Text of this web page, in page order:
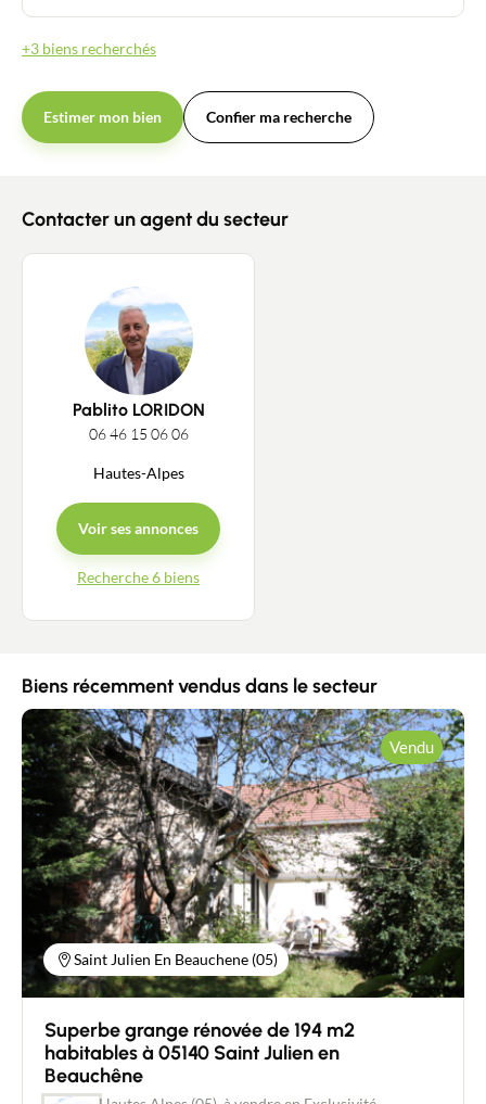
Estimer/Vendre
Recrutement
Contact
+3 biens recherchés
Estimer mon bien Confier ma recherche
Contacter un agent du secteur
Pablito LORIDON
06 46 15 06 06
Hautes-Alpes
Voir ses annonces
Recherche 6 biens
Biens récemment vendus dans le secteur
Saint Julien En Beauchene (05)
Vendu
Superbe grange rénovée de 194 m2
habitables à 05140 Saint Julien en
Beauchêne